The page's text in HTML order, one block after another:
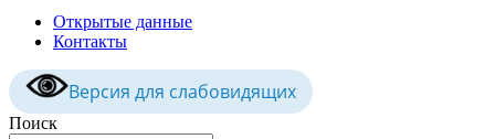
Открытые данные
Контакты
Версия для слабовидящих
Поиск